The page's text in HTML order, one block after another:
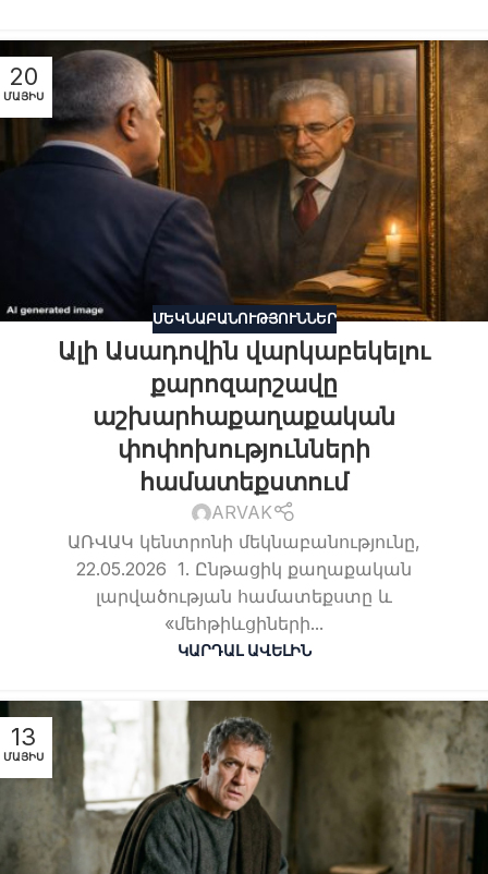
20
ՄԱՅԻՍ
ՄԵԿՆԱԲԱՆՈՒԹՅՈՒՆՆԵՐ
Ալի Ասադովին վարկաբեկելու
քարոզարշավը
աշխարհաքաղաքական
փոփոխությունների
համատեքստում
ARVAK
ԱՌՎԱԿ կենտրոնի մեկնաբանությունը,
22.05.2026 1. Ընթացիկ քաղաքական
լարվածության համատեքստը և
«մեհթիևցիների...
ԿԱՐԴԱԼ ԱՎԵԼԻՆ
13
ՄԱՅԻՍ